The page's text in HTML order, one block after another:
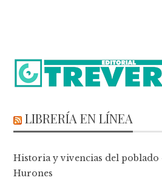
LIBRERÍA EN LÍNEA
Historia y vivencias del poblado
Hurones